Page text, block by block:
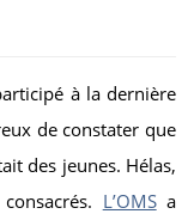
à la dernière
de constater que
des jeunes. Hélas,
L’OMSa